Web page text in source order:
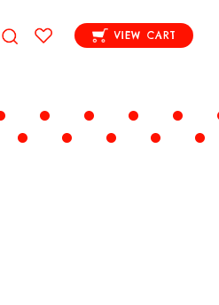
VIEW CART